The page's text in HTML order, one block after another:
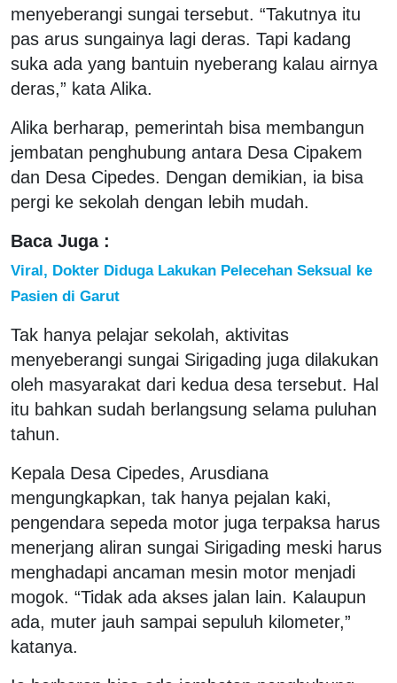
menyeberangi sungai tersebut. “Takutnya itu
pas arus sungainya lagi deras. Tapi kadang
suka ada yang bantuin nyeberang kalau airnya
deras,” kata Alika.
Alika berharap, pemerintah bisa membangun
jembatan penghubung antara Desa Cipakem
dan Desa Cipedes. Dengan demikian, ia bisa
pergi ke sekolah dengan lebih mudah.
Baca Juga :
Viral, Dokter Diduga Lakukan Pelecehan Seksual ke
Pasien di Garut
Tak hanya pelajar sekolah, aktivitas
menyeberangi sungai Sirigading juga dilakukan
oleh masyarakat dari kedua desa tersebut. Hal
itu bahkan sudah berlangsung selama puluhan
tahun.
Kepala Desa Cipedes, Arusdiana
mengungkapkan, tak hanya pejalan kaki,
pengendara sepeda motor juga terpaksa harus
menerjang aliran sungai Sirigading meski harus
menghadapi ancaman mesin motor menjadi
mogok. “Tidak ada akses jalan lain. Kalaupun
ada, muter jauh sampai sepuluh kilometer,”
katanya.